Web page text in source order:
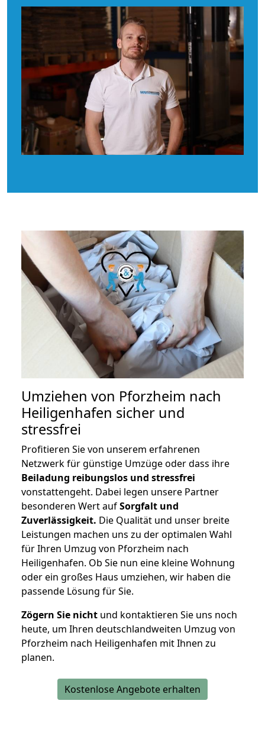
Umziehen von Pforzheim nach
Heiligenhafen sicher und
stressfrei
Profitieren Sie von unserem erfahrenen
Netzwerk für günstige Umzüge oder dass ihre
Beiladung reibungslos und stressfrei
vonstattengeht. Dabei legen unsere Partner
besonderen Wert aufSorgfalt und
Zuverlässigkeit. Die Qualität und unser breite
Leistungen machen uns zu der optimalen Wahl
für Ihren Umzug von Pforzheim nach
Heiligenhafen. Ob Sie nun eine kleine Wohnung
oder ein großes Haus umziehen, wir haben die
passende Lösung für Sie.
Zögern Sie nicht und kontaktieren Sie uns noch
heute, um Ihren deutschlandweiten Umzug von
Pforzheim nach Heiligenhafen mit Ihnen zu
planen.
Kostenlose Angebote erhalten